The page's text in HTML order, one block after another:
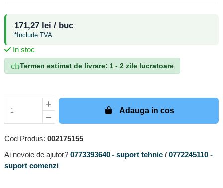
Adauga in cos
171,27 lei / buc
*Include TVA
In stoc
check_circle
Termen estimat de livrare: 1 - 2 zile lucratoare
Cod Produs: 002175155
Ai nevoie de ajutor? 0773393640 - suport tehnic / 0772245110 -
suport comenzi